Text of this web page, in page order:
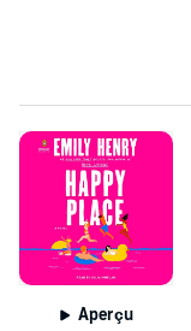
Aperçu